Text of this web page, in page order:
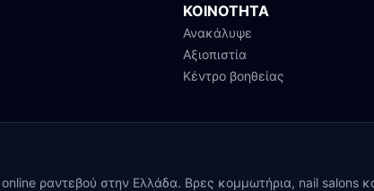
ΚΟΙΝΟΤΗΤΑ
Ανακάλυψε
Αξιοπιστία
Κέντρο βοηθείας
ραντεβού στην Ελλάδα. Βρες κομμωτήρια, nail salons